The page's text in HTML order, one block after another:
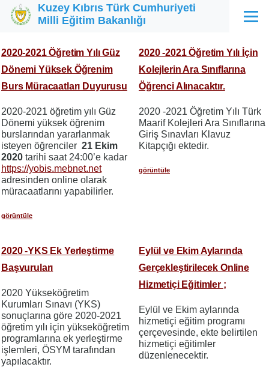
Ana içeriğe atla
Kuzey Kıbrıs Türk Cumhuriyeti
Milli Eğitim Bakanlığı
Menü
2020-2021 Öğretim Yılı Güz
Dönemi Yüksek Öğrenim
Burs Müracaatları Duyurusu
2020-2021 öğretim yılı Güz
Dönemi yüksek öğrenim
burslarından yararlanmak
isteyen öğrenciler 21 Ekim
2020 tarihi saat 24:00’e kadar
https://yobis.mebnet.net
adresinden online olarak
müracaatlarını yapabilirler.
görüntüle
2020 -2021 Öğretim Yılı İçin
Kolejlerin Ara Sınıflarına
Öğrenci Alınacaktır.
2020 -2021 Öğretim Yılı Türk
Maarif Kolejleri Ara Sınıflarına
Giriş Sınavları Klavuz
Kitapçığı ektedir.
görüntüle
2020 -YKS Ek Yerleştirme
Başvuruları
2020 Yükseköğretim
Kurumları Sınavı (YKS)
sonuçlarına göre 2020-2021
öğretim yılı için yükseköğretim
programlarına ek yerleştirme
işlemleri, ÖSYM tarafından
yapılacaktır.
Eylül ve Ekim Aylarında
Gerçekleştirilecek Online
Hizmetiçi Eğitimler ;
Eylül ve Ekim aylarında
hizmetiçi eğitim programı
çerçevesinde, ekte belirtilen
hizmetiçi eğitimler
düzenlenecektir.